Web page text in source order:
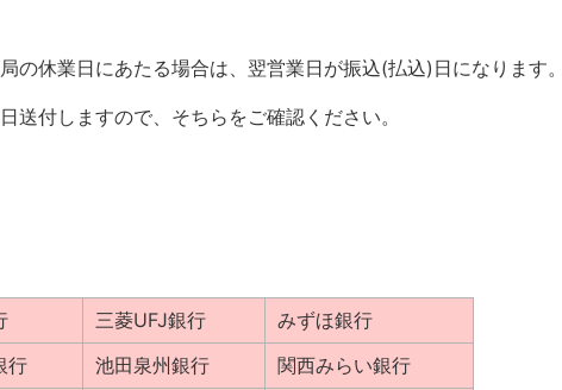
休業日にあたる場合は、翌営業日が振込(払込)日になります
付しますので、そちらをご確認ください。
三菱UFJ銀行
みずほ銀行
行
池田泉州銀行
関西みらい銀行